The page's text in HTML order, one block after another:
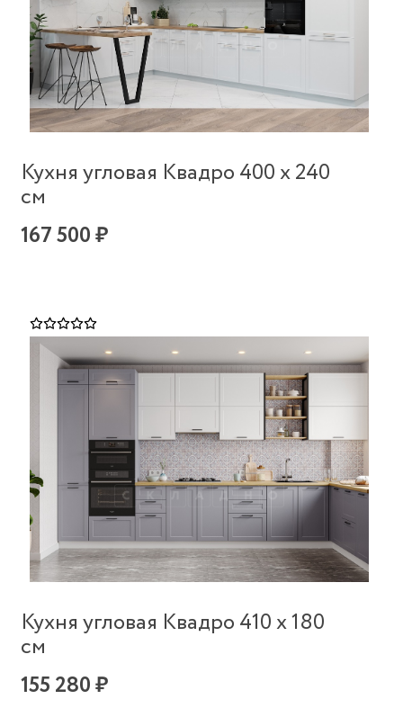
Кухня угловая Квадро 400 х 240
см
167 500 ₽
Кухня угловая Квадро 410 х 180
см
155 280 ₽